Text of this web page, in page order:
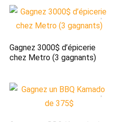
Gagnez 3000$ d’épicerie
chez Metro (3 gagnants)